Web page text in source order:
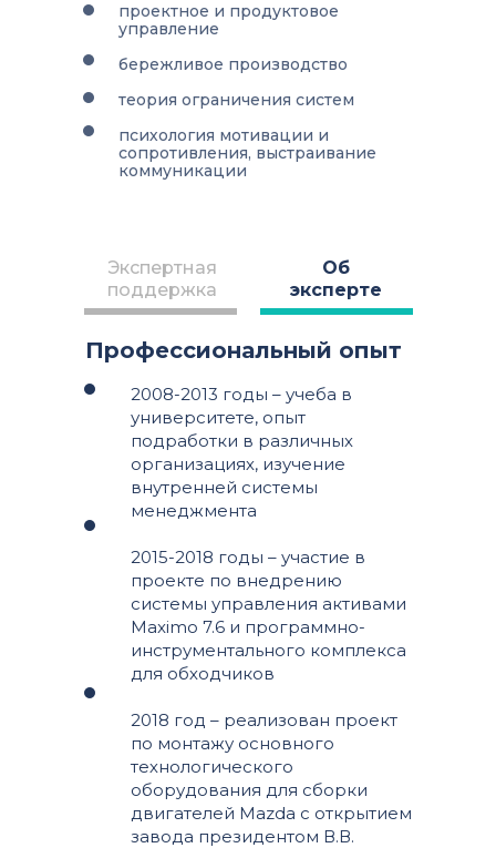
Профессиональный опыт
2008-2013 годы – учеба в
университете, опыт
подработки в различных
организациях, изучение
внутренней системы
менеджмента
2015-2018 годы – участие в
проекте по внедрению
системы управления активами
Maximo 7.6 и программно-
инструментального комплекса
для обходчиков
2018 год – реализован проект
по монтажу основного
технологического
оборудования для сборки
двигателей Mazda с открытием
завода президентом В.В.
проектное и продуктовое
управление
бережливое производство
теория ограничения систем
психология мотивации и
сопротивления, выстраивание
коммуникации
Экспертная
поддержка
Об
эксперте